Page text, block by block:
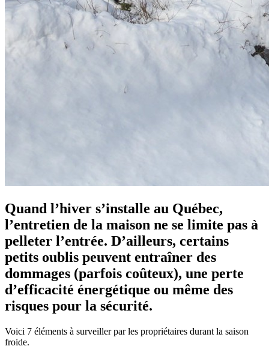
Quand l’hiver s’installe au Québec,
l’entretien de la maison ne se limite pas à
pelleter l’entrée. D’ailleurs, certains
petits oublis peuvent entraîner des
dommages (parfois coûteux), une perte
d’efficacité énergétique ou même des
risques pour la sécurité.
Voici 7 éléments à surveiller par les propriétaires durant la saison
froide.